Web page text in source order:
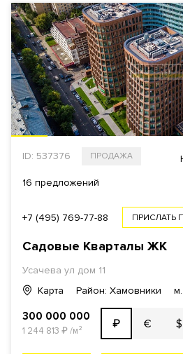
ID: 537376 ПРОДАЖА
16 предложений
+7 (495) 769-77-88 ПРИСЛАТЬ
Садовые Кварталы ЖК
Усачева ул дом 11
Карта
Район: Хамовники
300 000 000
1 244 813 ₽/м² ₽ € $